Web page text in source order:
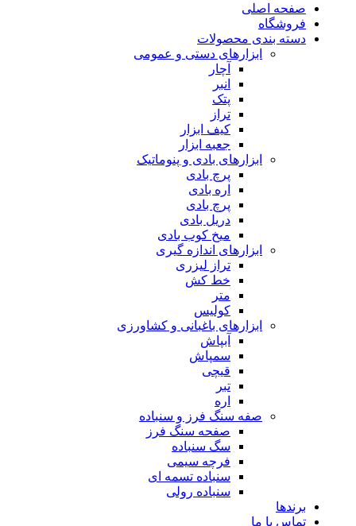
صفحه اصلی
فروشگاه
دسته بندی محصولات
ابزارهای دستی و عمومی
آچار
انبر
پتک
تراز
کیف ابزار
جعبه ابزار
ابزارهای بادی و پنوماتیک
پرچ بادی
اره بادی
پرچ بادی
دریل بادی
میخ کوب بادی
ابزارهای اندازه گیری
تراز لیزری
خط کش
متر
کولیس
ابزارهای باغبانی و کشاورزی
آبپاش
سمپاش
قیچی
تبر
اره
صفه سنگ فرز و سنباده
صفحه سنگ فرز
سگ سنباده
فرچه سیمی
سنباده تسمه ای
سنباده رولی
برندها
تماس با ما